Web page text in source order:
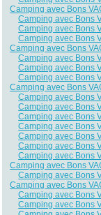
Camping avec Bons
Camping avec Bons
Camping avec Bons
Camping avec Bons
Camping avec Bons
Camping avec Bons
Camping avec Bons
Camping avec Bons
Camping avec Bons
Camping avec Bons
Camping avec Bons
Camping avec Bons
Camping avec Bons
Camping avec Bons
Camping avec Bons
Camping avec Bons
Camping avec Bons
Camping avec Bons
Camping avec Bons
Camping avec Bons
Camping avec Bons